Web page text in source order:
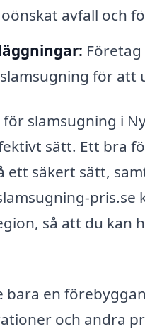
avfall och
för att
slamsugning i
sätt. Ett bra
säkert sätt,
pris.se
så att du kan
en
och andra